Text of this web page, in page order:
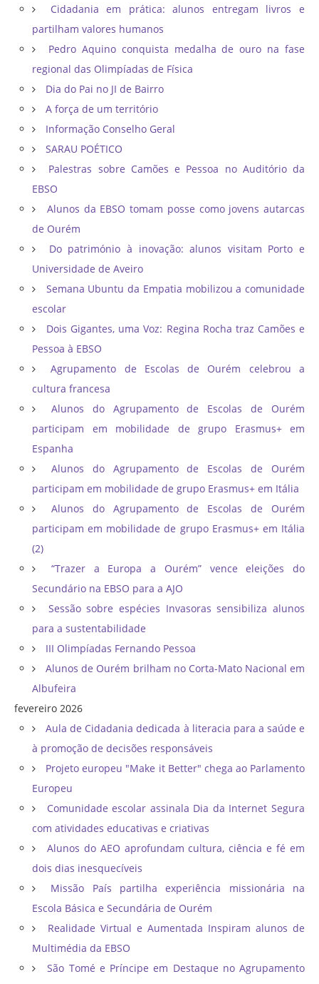
Cidadania em prática: alunos entregam livros e
partilham valores humanos
Pedro Aquino conquista medalha de ouro na fase
regional das Olimpíadas de Física
Dia do Pai no JI de Bairro
A força de um território
Informação Conselho Geral
SARAU POÉTICO
Palestras sobre Camões e Pessoa no Auditório da
EBSO
Alunos da EBSO tomam posse como jovens autarcas
de Ourém
Do património à inovação: alunos visitam Porto e
Universidade de Aveiro
Semana Ubuntu da Empatia mobilizou a comunidade
escolar
Dois Gigantes, uma Voz: Regina Rocha traz Camões e
Pessoa à EBSO
Agrupamento de Escolas de Ourém celebrou a
cultura francesa
Alunos do Agrupamento de Escolas de Ourém
participam em mobilidade de grupo Erasmus+ em
Espanha
Alunos do Agrupamento de Escolas de Ourém
participam em mobilidade de grupo Erasmus+ em Itália
Alunos do Agrupamento de Escolas de Ourém
participam em mobilidade de grupo Erasmus+ em Itália
(2)
“Trazer a Europa a Ourém” vence eleições do
Secundário na EBSO para a AJO
Sessão sobre espécies Invasoras sensibiliza alunos
para a sustentabilidade
III Olimpíadas Fernando Pessoa
Alunos de Ourém brilham no Corta-Mato Nacional em
Albufeira
fevereiro 2026
Aula de Cidadania dedicada à literacia para a saúde e
à promoção de decisões responsáveis
Projeto europeu "Make it Better" chega ao Parlamento
Europeu
Comunidade escolar assinala Dia da Internet Segura
com atividades educativas e criativas
Alunos do AEO aprofundam cultura, ciência e fé em
dois dias inesquecíveis
Missão País partilha experiência missionária na
Escola Básica e Secundária de Ourém
Realidade Virtual e Aumentada Inspiram alunos de
Multimédia da EBSO
São Tomé e Príncipe em Destaque no Agrupamento